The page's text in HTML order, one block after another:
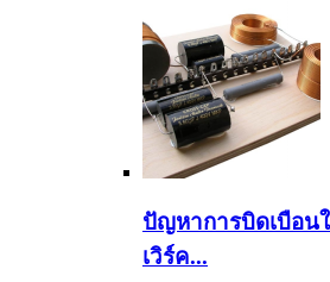
ปัญหาการบิดเบือน
เวิร์ค...